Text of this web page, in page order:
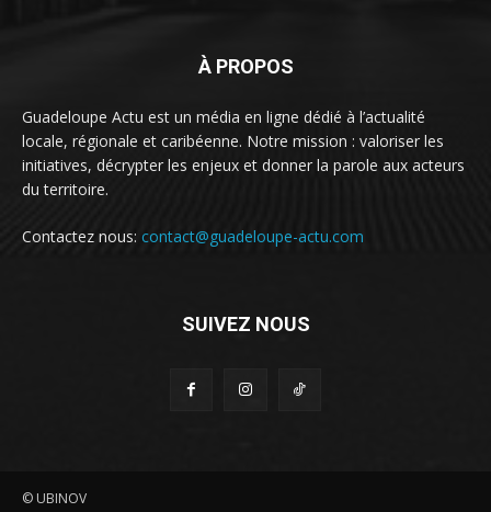
À PROPOS
Guadeloupe Actu est un média en ligne dédié à l’actualité
locale, régionale et caribéenne. Notre mission : valoriser les
initiatives, décrypter les enjeux et donner la parole aux acteurs
du territoire.
Contactez nous: contact@guadeloupe-actu.com
SUIVEZ NOUS
© UBINOV